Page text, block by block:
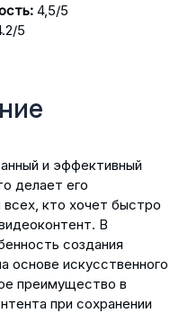
4,5/5
5
и эффективный
делает его
кто хочет быстро
В
создания
основе искусственного
преимущество в
при сохранении